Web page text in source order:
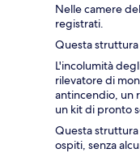
Nelle camere
registrati.
Questa
L'incolumità
rilevatore di
antincendio, un
un kit di pronto
Questa
ospiti, senza